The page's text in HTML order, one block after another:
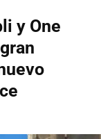
y One